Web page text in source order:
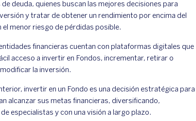
deuda, quienes buscan las mejores decisiones para
y tratar de obtener un rendimiento por encima del
el menor riesgo de pérdidas posible.
financieras cuentan con plataformas digitales que
acceso a invertir en Fondos, incrementar, retirar o
la inversión.
invertir en un Fondo es una decisión estratégica para
alcanzar sus metas financieras, diversificando,
especialistas y con una visión a largo plazo.